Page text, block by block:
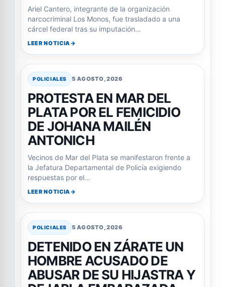
Ariel Cantero, integrante de la organización
narcocriminal Los Monos, fue trasladado a una
cárcel federal tras su imputación…
LEER NOTICIA
POLICIALES 5 AGOSTO, 2026
PROTESTA EN MAR DEL
PLATA POR EL FEMICIDIO
DE JOHANA MAILÉN
ANTONICH
Vecinos de Mar del Plata se manifestaron frente a
la Jefatura Departamental de Policía exigiendo
respuestas por el…
LEER NOTICIA
POLICIALES 5 AGOSTO, 2026
DETENIDO EN ZÁRATE UN
HOMBRE ACUSADO DE
ABUSAR DE SU HIJASTRA Y